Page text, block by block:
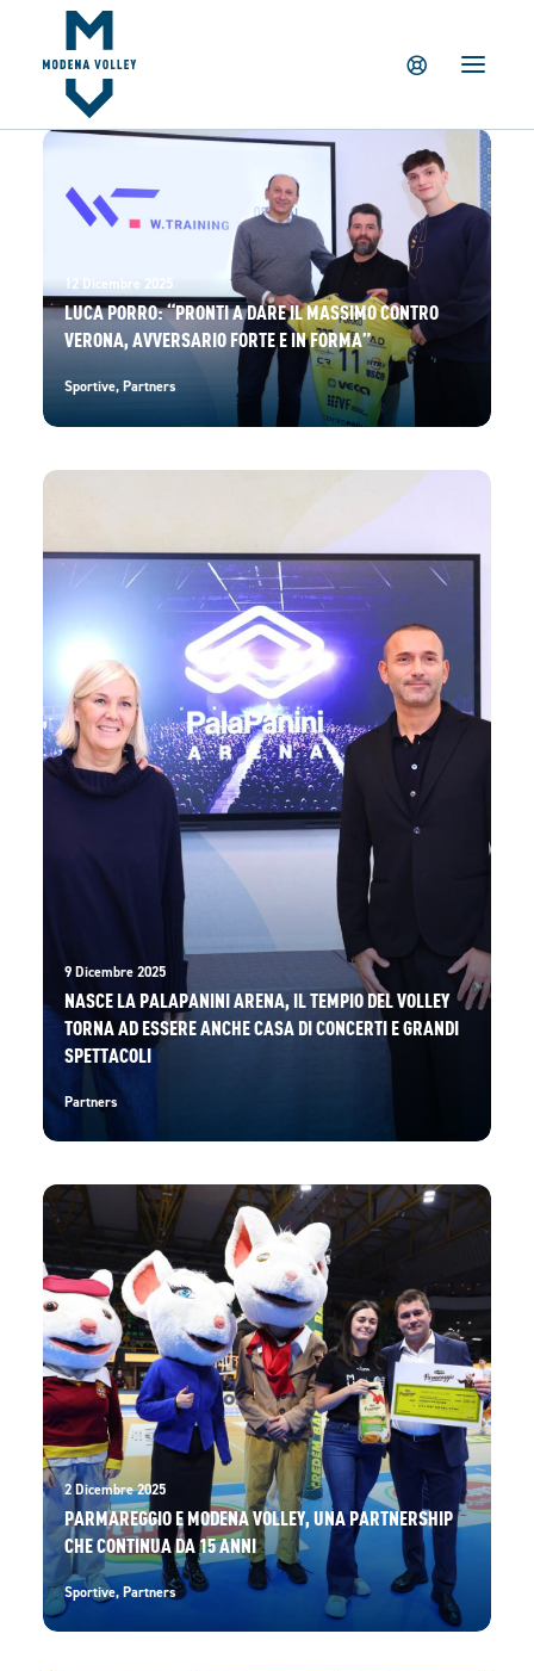
IL CLUB
NEWS
TICKETING
MV PARTNERS
GIOVANILI
ACADEMY
STORE
12 Dicembre 2025
LUCA PORRO: “PRONTI A DARE IL MASSIMO CONTRO
VERONA, AVVERSARIO FORTE E IN FORMA”
Sportive,Partners
9 Dicembre 2025
NASCE LA PALAPANINI ARENA, IL TEMPIO DEL VOLLEY
TORNA AD ESSERE ANCHE CASA DI CONCERTI E GRANDI
SPETTACOLI
Partners
2 Dicembre 2025
PARMAREGGIO E MODENA VOLLEY, UNA PARTNERSHIP
CHE CONTINUA DA 15 ANNI
Sportive,Partners